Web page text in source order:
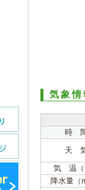
気象情
時
天
気 温
降水量（